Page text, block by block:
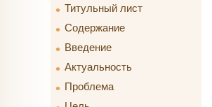
Титульный лист
Содержание
Введение
Актуальность
Проблема